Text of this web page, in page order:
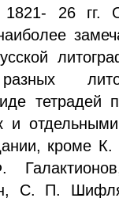
1821- 26
тетрадей
и
кроме К.
С. П.